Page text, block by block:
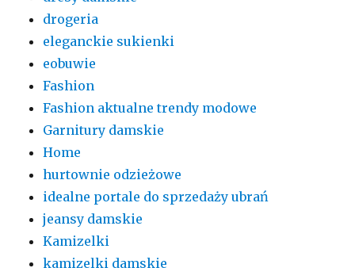
drogeria
eleganckie sukienki
eobuwie
Fashion
Fashion aktualne trendy modowe
Garnitury damskie
Home
hurtownie odzieżowe
idealne portale do sprzedaży ubrań
jeansy damskie
Kamizelki
kamizelki damskie